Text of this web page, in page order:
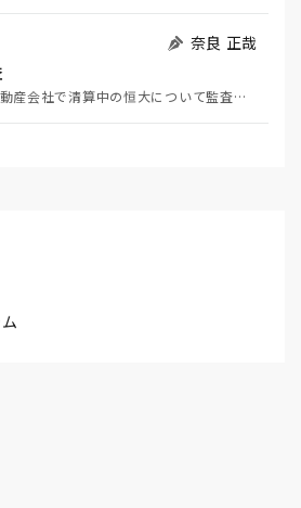
奈良 正哉
PwCは、中国大手不動産会社で清算中の恒大について監査過誤があったとして、清算人から1.3兆円の損…